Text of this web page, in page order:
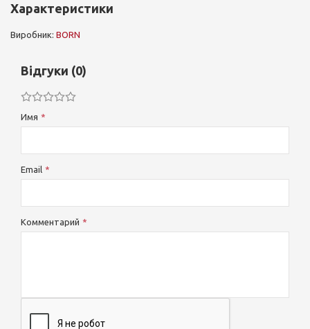
Характеристики
Виробник: BORN
Відгуки (0)
Имя
Email
Комментарий